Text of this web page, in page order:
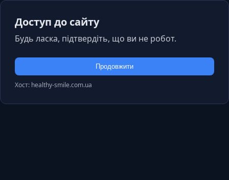
Доступ до сайту
Будь ласка, підтвердіть, що ви не робот.
Продовжити
Хост: healthy-smile.com.ua